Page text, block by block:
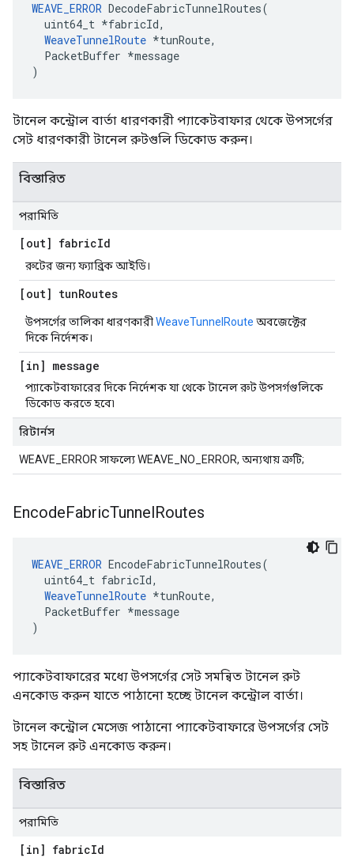
WEAVE_ERROR DecodeFabricTunnelRoutes(
  uint64_t *fabricId,
WeaveTunnelRoute *tunRoute,
  PacketBuffer *message
)
টানেল কন্ট্রোল বার্তা ধারণকারী প্যাকেটবাফার থেকে উপসর্গের
সেট ধারণকারী টানেল রুটগুলি ডিকোড করুন।
বিস্তারিত
পরামিতি
[out] fabricId
রুটের জন্য ফ্যাব্রিক আইডি।
[out] tunRoutes
উপসর্গের তালিকা ধারণকারীWeaveTunnelRoute অবজেক্টের
দিকে নির্দেশক।
[in] message
প্যাকেটবাফারের দিকে নির্দেশক যা থেকে টানেল রুট উপসর্গগুলিকে
ডিকোড করতে হবে৷
রিটার্নস
WEAVE_ERROR সাফল্যে WEAVE_NO_ERROR, অন্যথায় ত্রুটি;
EncodeFabricTunnelRoutes
WEAVE_ERROR EncodeFabricTunnelRoutes(
  uint64_t fabricId,
WeaveTunnelRoute *tunRoute,
  PacketBuffer *message
)
প্যাকেটবাফারের মধ্যে উপসর্গের সেট সমন্বিত টানেল রুট
এনকোড করুন যাতে পাঠানো হচ্ছে টানেল কন্ট্রোল বার্তা।
টানেল কন্ট্রোল মেসেজ পাঠানো প্যাকেটবাফারে উপসর্গের সেট
সহ টানেল রুট এনকোড করুন।
বিস্তারিত
পরামিতি
[in] fabricId